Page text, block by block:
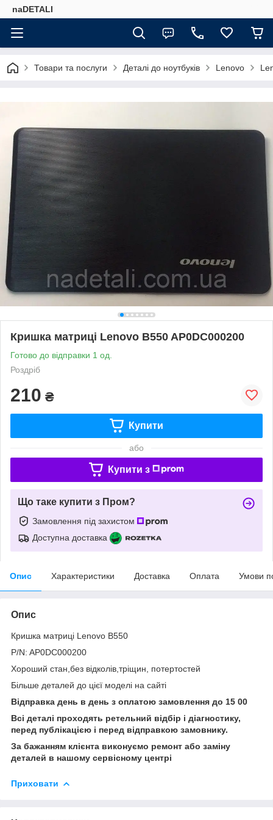
naDETALI
Товари та послуги Деталі до ноутбуків Lenovo
Кришка матриці Lenovo B550 AP0DC000200
Готово до відправки 1 од.
Роздріб
210 ₴
Купити
або
Купити з
Що таке купити з Пром?
Замовлення під захистом
Доступна доставка
Опис Характеристики Доставка Оплата Умови
Опис
Кришка матриці Lenovo B550
P/N: AP0DC000200
Хороший стан,без відколів,тріщин, потертостей
Більше деталей до цієї моделі на сайті
Відправка день в день з оплатою замовлення до 15 00
Всі деталі проходять ретельний відбір і діагностику,
перед публікацією і перед відправкою замовнику.
За бажанням клієнта виконуємо ремонт або заміну
деталей в нашому сервісному центрі
Приховати